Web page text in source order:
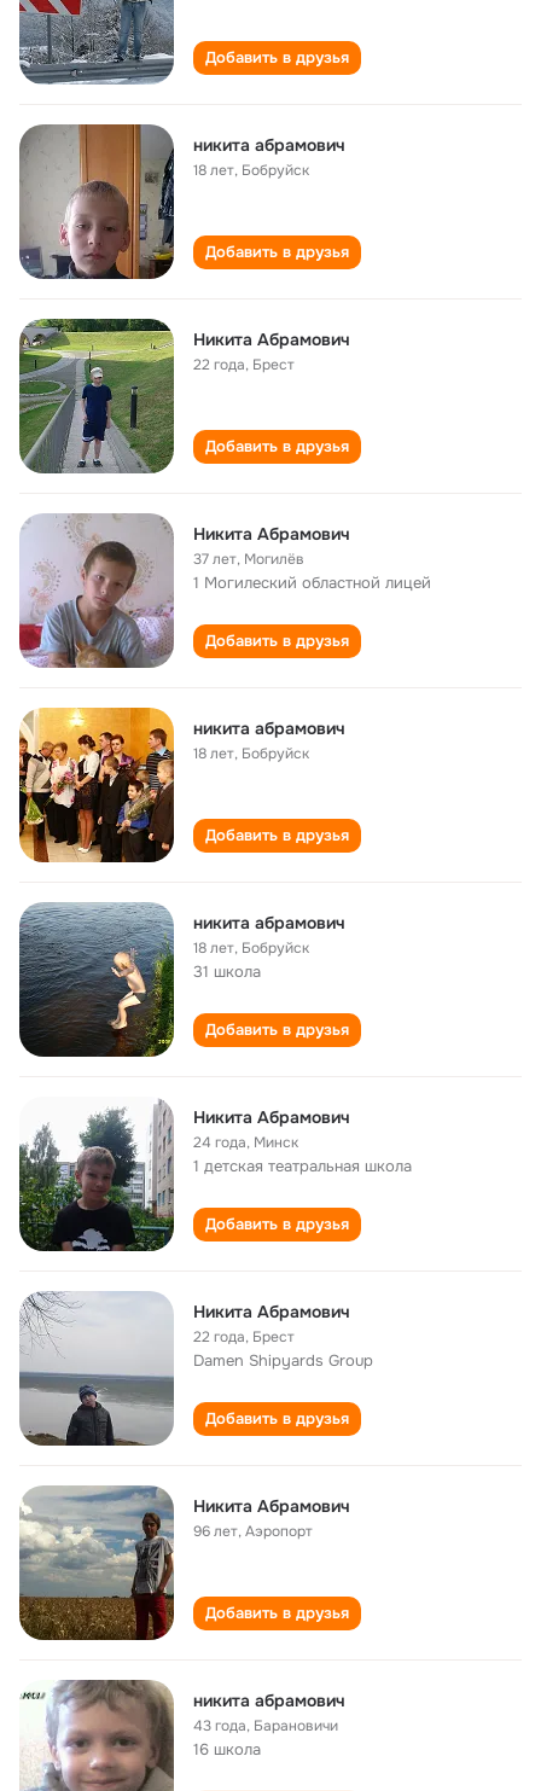
Добавить в друзья
никита абрамович
18 лет, Бобруйск
Добавить в друзья
Никита Абрамович
22 года, Брест
Добавить в друзья
Никита Абрамович
37 лет, Могилёв
1 Могилеский областной лицей
Добавить в друзья
никита абрамович
18 лет, Бобруйск
Добавить в друзья
никита абрамович
18 лет, Бобруйск
31 школа
Добавить в друзья
Никита Абрамович
24 года, Минск
1 детская театральная школа
Добавить в друзья
Никита Абрамович
22 года, Брест
Damen Shipyards Group
Добавить в друзья
Никита Абрамович
96 лет,Аэропорт
Добавить в друзья
никита абрамович
43 года, Барановичи
16 школа